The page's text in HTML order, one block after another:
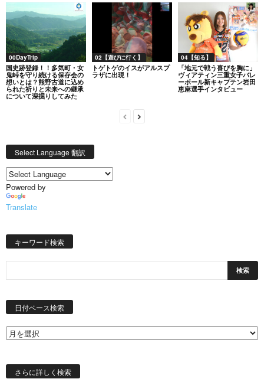
00DayTrip
国史跡登録！！多気町・女
鬼峠を守り続ける保存会の
想いとは？熊野古道に込め
られた祈りと未来への継承
について深掘りしてみた
02【遊びに行く】
トゲトゲのイスがアルスプ
ラザに出現！
04【知る】
「地元で戦う喜びを胸に」
ヴィアティン三重女子バレ
ーボール新キャプテン岩田
恵麻選手インタビュー
Select Language 翻訳
Powered by
Translate
キーワード検索
日付ベース検索
索
さらに詳しく検索